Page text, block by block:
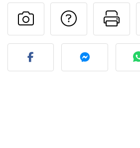
Poser
Publier votre